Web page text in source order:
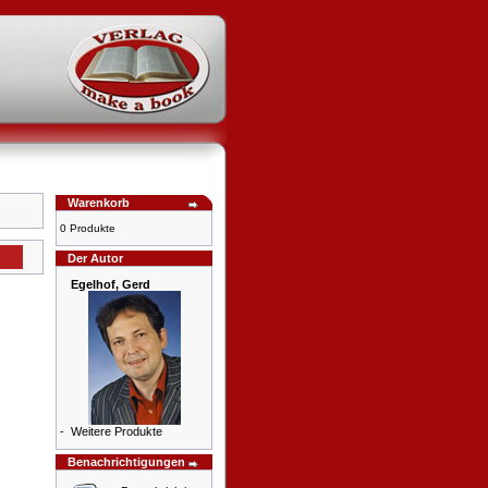
Warenkorb
0 Produkte
Der Autor
Egelhof, Gerd
- Weitere Produkte
Benachrichtigungen